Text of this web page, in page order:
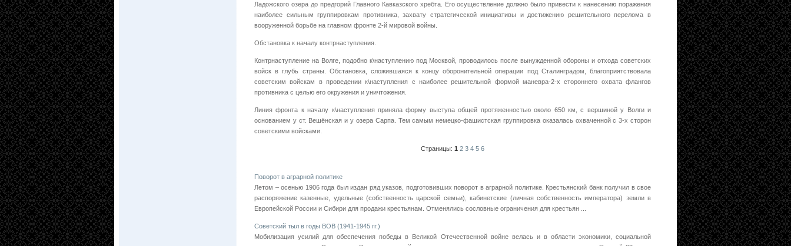
Ладожского озера до предгорий Главного Кавказского хребта. Его осуществление должно было привести к нанесению поражения
наиболее сильным группировкам противника, захвату стратегической инициативы и достижению решительного перелома в
вооруженной борьбе на главном фронте 2-й мировой войны.
Обстановка к началу контрнаступления.
Контрнаступление на Волге, подобно к\наступлению под Москвой, проводилось после вынужденной обороны и отхода советских
войск в глубь страны. Обстановка, сложившаяся к концу оборонительной операции под Сталинградом, благоприятствовала
советским войскам в проведении к\наступления с наиболее решительной формой маневра-2-х стороннего охвата флангов
противника с целью его окружения и уничтожения.
Линия фронта к началу к\наступления приняла форму выступа общей протяженностью около 650 км, с вершиной у Волги и
основанием у ст. Вешёнская и у озера Сарпа. Тем самым немецко-фашистская группировка оказалась охваченной с 3-х сторон
советскими войсками.
Страницы: 1 2 3 4 5 6
Поворот в аграрной политике
Летом – осенью 1906 года был издан ряд указов, подготовивших поворот в аграрной политике. Крестьянский банк получил в свое
распоряжение казенные, удельные (собственность царской семьи), кабинетские (личная собственность императора) земли в
Европейской России и Сибири для продажи крестьянам. Отменялись сословные ограничения для крестьян ...
Советский тыл в годы ВОВ (1941-1945 гг.)
Мобилизация усилий для обеспечения победы в Великой Отечественной войне велась и в области экономики, социальной